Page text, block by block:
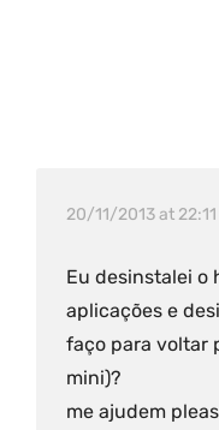
20/11/2013 at 22:11
Eu desinstalei o
aplicações e
faço para voltar
mini)?
me ajudem